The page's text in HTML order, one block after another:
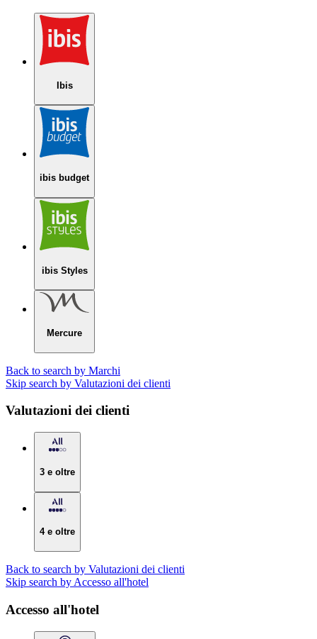
Ibis
ibis budget
ibis Styles
Mercure
Back to search by Marchi
Skip search by Valutazioni dei clienti
Valutazioni dei clienti
3 e oltre
4 e oltre
Back to search by Valutazioni dei clienti
Skip search by Accesso all'hotel
Accesso all'hotel